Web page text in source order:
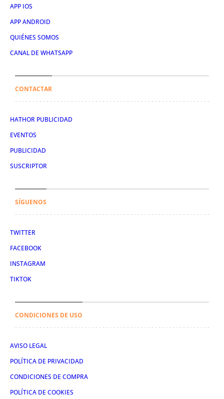
APP IOS
APP ANDROID
QUIÉNES SOMOS
CANAL DE WHATSAPP
CONTACTAR
HATHOR PUBLICIDAD
EVENTOS
PUBLICIDAD
SUSCRIPTOR
SÍGUENOS
TWITTER
FACEBOOK
INSTAGRAM
TIKTOK
CONDICIONES DE USO
AVISO LEGAL
POLÍTICA DE PRIVACIDAD
CONDICIONES DE COMPRA
POLÍTICA DE COOKIES